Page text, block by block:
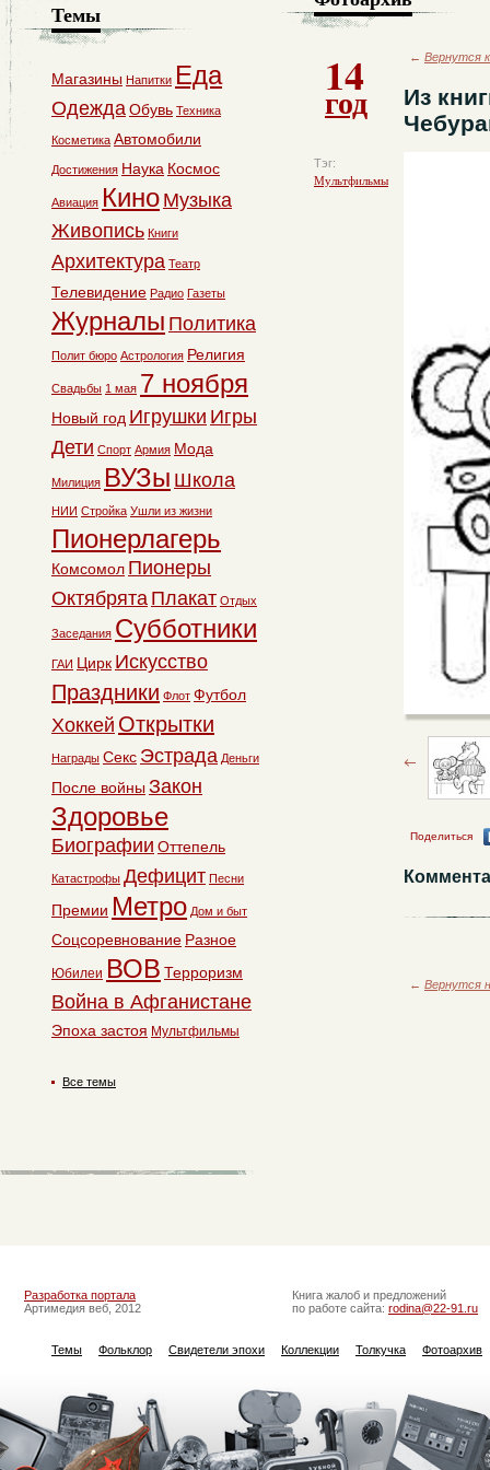
14
год
Тэг:
Мультфильмы
← Вернутся
Из
Поделиться
← Вернутся
Темы
Магазины Напитки Еда
ОдеждаОбувь Техника
Косметика Автомобили
Достижения Наука Космос
Авиация Кино Музыка
Живопись Книги
Архитектура Театр
Телевидение Радио Газеты
Журналы Политика
Полит бюро Астрология Религия
Свадьбы 1 мая 7 ноября
Новый год Игрушки Игры
Дети Спорт Армия Мода
Милиция ВУЗы Школа
НИИ Стройка Ушли из жизни
Пионерлагерь
Комсомол Пионеры
Октябрята Плакат Отдых
Заседания Субботники
ГАИ Цирк Искусство
Праздники Флот Футбол
Хоккей Открытки
Награды Секс Эстрада Деньги
После войны Закон
Здоровье
Биографии Оттепель
Катастрофы Дефицит Песни
Премии Метро Дом и быт
Соцсоревнование Разное
Юбилеи ВОВ Терроризм
Война в Афганистане
Эпоха застоя Мультфильмы
Все темы
Разработка портала
Артимедия веб, 2012
Книга жалоб и предложений
по работе сайта: rodina@22-91.ru
Темы Фольклор Свидетели эпохи Коллекции Толкучка Фотоархив